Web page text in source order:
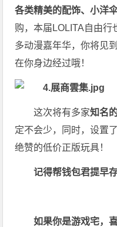
各类精美的配饰、小洋
购，本届LOLITA自由行
多动漫嘉年华，你将见
在你身边经过哦！
这次将有多家知名
定不会少，同时，设置
绝赞的低价正版玩具！
记得帮钱包君提早
如果你是游戏宅，